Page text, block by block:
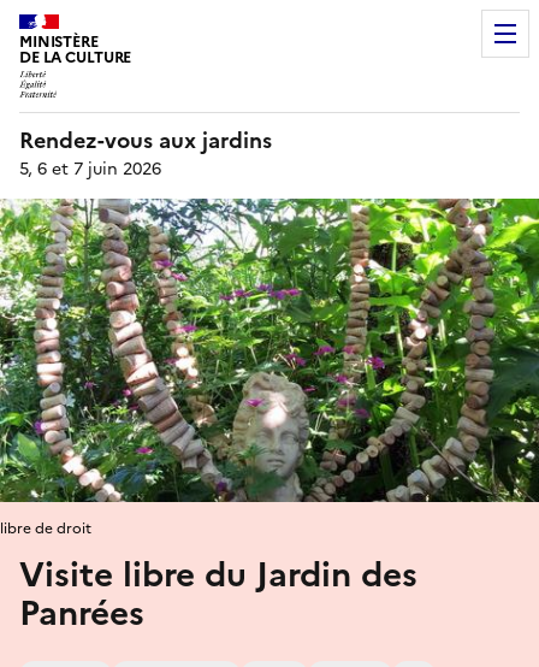
MINISTÈRE
DE LA CULTURE
Rendez-vous aux jardins
5, 6 et 7 juin 2026
Visite libre du Jardin des
Panrées
libre de droit